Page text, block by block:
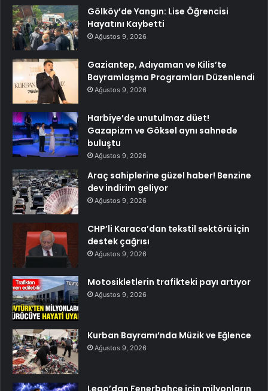
Gölköy’de Yangın: Lise Öğrencisi
Hayatını Kaybetti
Ağustos 9, 2026
Gaziantep, Adıyaman ve Kilis’te
Bayramlaşma Programları Düzenlendi
Ağustos 9, 2026
Harbiye’de unutulmaz düet!
Gazapizm ve Göksel aynı sahnede
buluştu
Ağustos 9, 2026
Araç sahiplerine güzel haber! Benzine
dev indirim geliyor
Ağustos 9, 2026
CHP’li Karaca’dan tekstil sektörü için
destek çağrısı
Ağustos 9, 2026
Motosikletlerin trafikteki payı artıyor
Ağustos 9, 2026
Kurban Bayramı’nda Müzik ve Eğlence
Ağustos 9, 2026